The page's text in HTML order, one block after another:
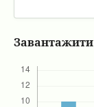
Завантажити